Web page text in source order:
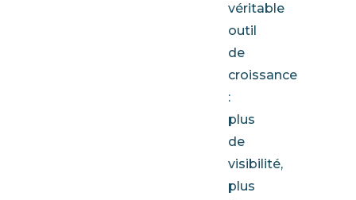
véritable
outil
de
croissance
:
plus
de
visibilité,
plus